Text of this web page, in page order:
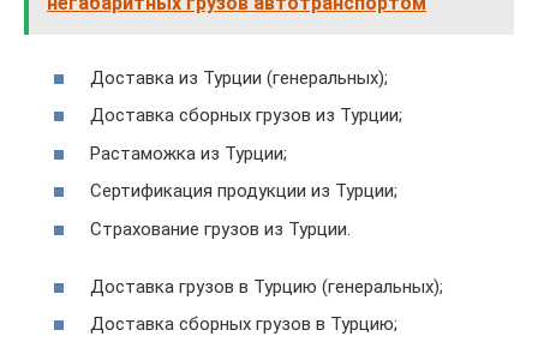
Доставка из Турции (генеральных);
Доставка сборных грузов из Турции;
Растаможка из Турции;
Сертификация продукции из Турции;
Страхование грузов из Турции.
Доставка грузов в Турцию (генеральных);
Доставка сборных грузов в Турцию;